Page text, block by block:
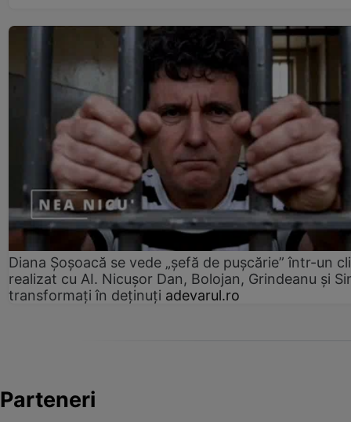
Diana Șoșoacă se vede „șefă de pușcărie” într-un
realizat cu AI. Nicușor Dan, Bolojan, Grindeanu și
transformați în deținuți adevarul.ro
Parteneri